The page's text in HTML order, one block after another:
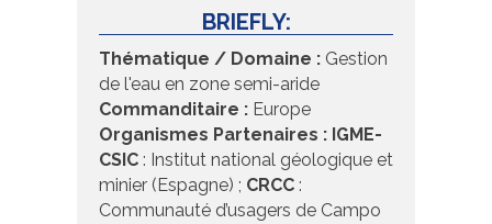
BRIEFLY:
Thématique / Domaine : Gestion
de l'eau en zone semi-aride
Commanditaire : Europe
Organismes Partenaires : IGME-
CSIC : Institut national géologique et
minier (Espagne) ; CRCC :
Communauté d’usagers de Campo